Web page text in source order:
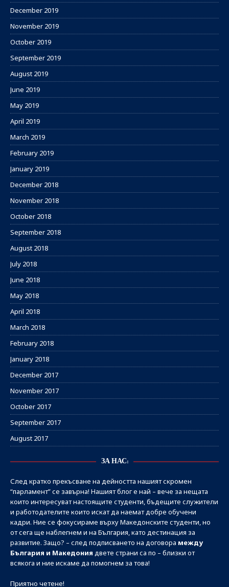
December 2019
November 2019
October 2019
September 2019
August 2019
June 2019
May 2019
April 2019
March 2019
February 2019
January 2019
December 2018
November 2018
October 2018
September 2018
August 2018
July 2018
June 2018
May 2018
April 2018
March 2018
February 2018
January 2018
December 2017
November 2017
October 2017
September 2017
August 2017
ЗА НАС:
След кратко прекъсване на дейността нашият скромен
“парламент” се завърна! Нашият блог е най – вече за нещата
които интересуват настоящите студенти, бъдещите служители
и работодателите които искат да наемат добре обучени
кадри. Ние се фокусираме върху Македонските студенти, но
от сега ще наблегнем и на България, като дестинация за
развитие. Защо? – след подписването на договора между
България и Македония двете страни са по – близки от
всякога и ние искаме да помогнем за това!
Приятно четене!